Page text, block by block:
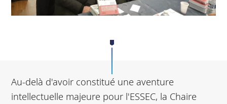
Au-delà d'avoir constitué une aventure
intellectuelle majeure pour l'ESSEC, la Chaire